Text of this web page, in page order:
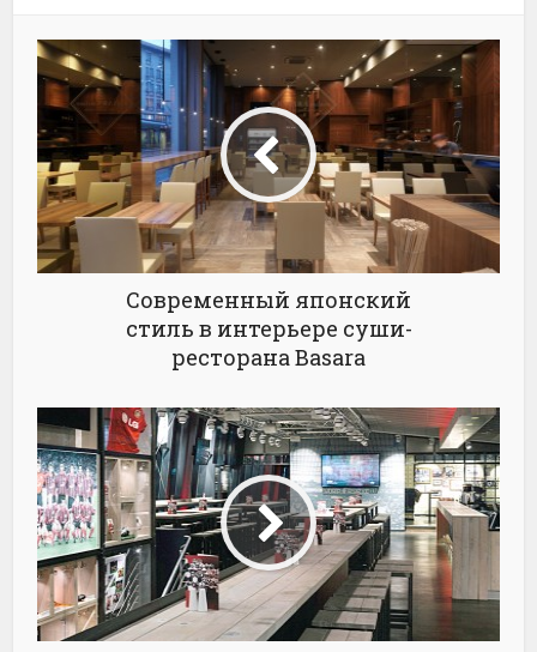
Современный японский
стиль в интерьере суши-
ресторана Basara